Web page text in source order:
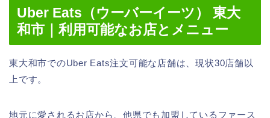
Uber Eats（ウーバーイーツ） 東大
和市｜利用可能なお店とメニュー
東大和市でのUber Eats注文可能な店舗は、現状30店舗以
上です。
地元に愛されるお店から、他県でも加盟しているファース